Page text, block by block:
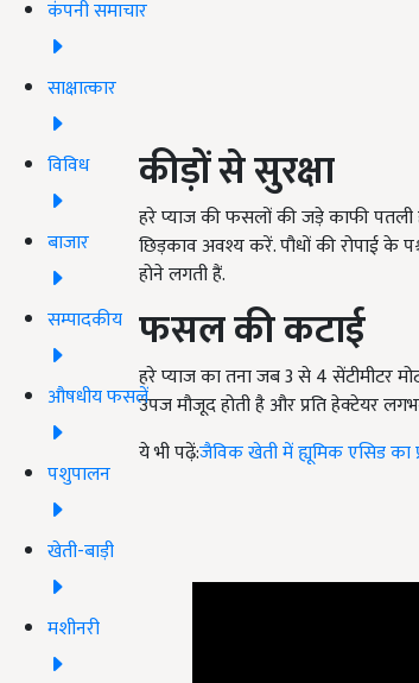
कंपनी समाचार
साक्षात्कार
विविध
बाजार
सम्पादकीय
औषधीय फसलें
पशुपालन
खेती-बाड़ी
मशीनरी
कीड़ों से सुरक्षा
हरे प्याज की फसलों की जड़े काफी
छिड़काव अवश्य करें. पौधों की रोपाई के
होने लगती हैं.
फसल की कटाई
हरे प्याज का तना जब 3 से 4 सेंटीमीटर
उपज मौजूद होती है और प्रति हेक्टेयर
ये भी पढ़ें:जैविक खेती में ह्यूमिक एसिड का